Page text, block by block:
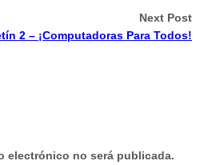
Next Post
2 – ¡Computadoras Para Todos!
electrónico no será publicada.